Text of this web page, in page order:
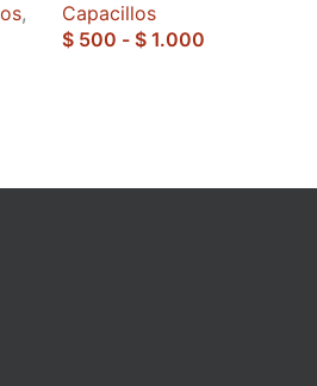
,
Capacillos
$ 500 - $ 1.000